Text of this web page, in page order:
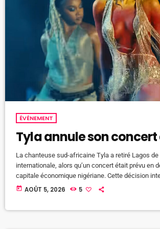
ÉVÉNEMENT
Tyla annule son concert
La chanteuse sud-africaine Tyla a retiré Lagos
internationale, alors qu’un concert était prévu en
capitale économique nigériane. Cette décision
climat tendu entre Pretoria et Abuja, notamment
today AOÛT 5, 2026 5